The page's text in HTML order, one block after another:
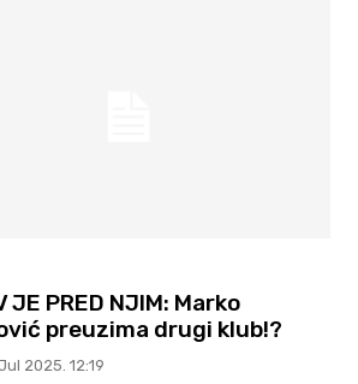
JE PRED NJIM: Marko
preuzima drugi klub!?
2025. 12:19